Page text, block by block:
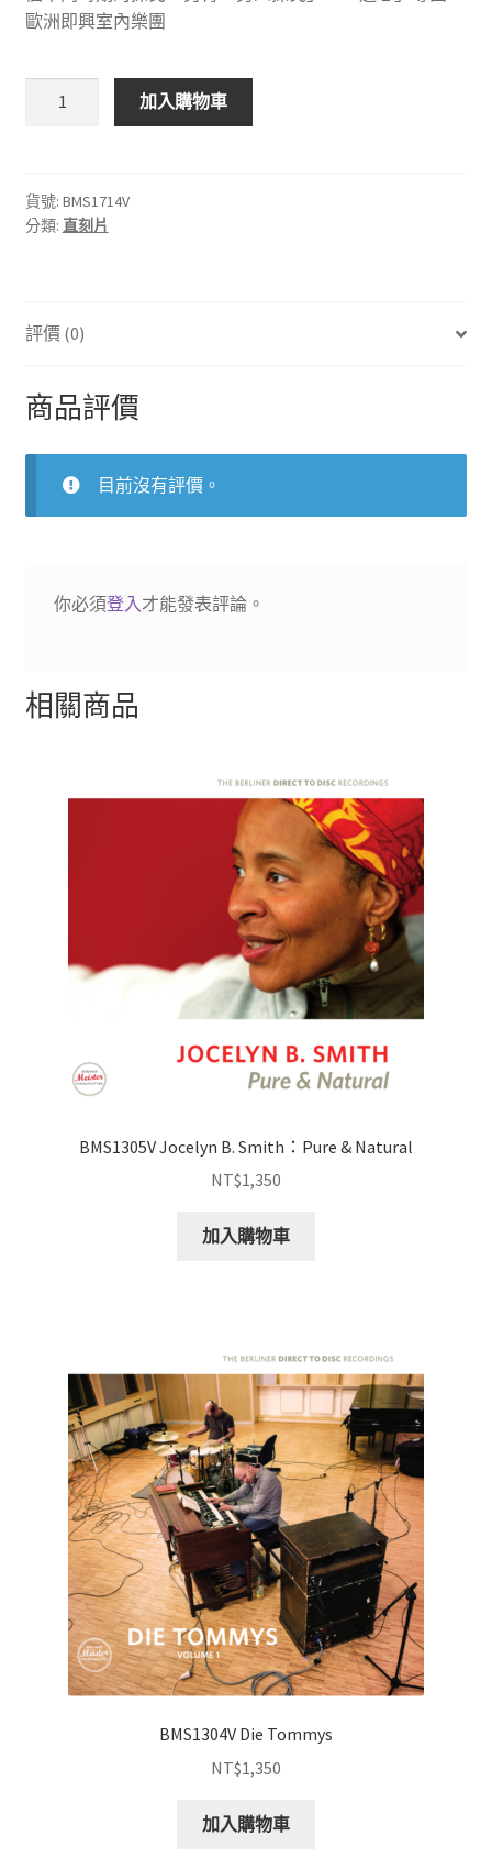
歐洲即興室內樂團
拉：
探
史
量
加入購物車
貨號: BMS1714V
分類: 直刻片
評價 (0)
商品評價
目前沒有評價。
你必須登入才能發表評論。
相關商品
BMS1305V Jocelyn B. Smith：Pure & Natural
NT$1,350
加入購物車
BMS1304V Die Tommys
NT$1,350
加入購物車